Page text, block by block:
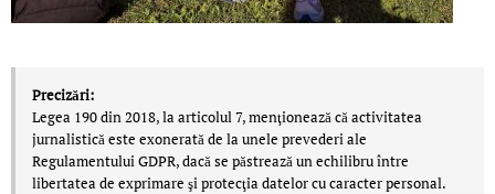
Precizări:
Legea 190 din 2018, la articolul 7, menţionează că activitatea
jurnalistică este exonerată de la unele prevederi ale
Regulamentului GDPR, dacă se păstrează un echilibru între
libertatea de exprimare şi protecţia datelor cu caracter personal.